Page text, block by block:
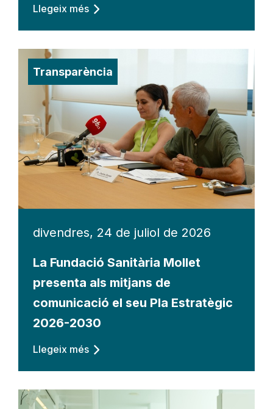
Llegeix més
Transparència
divendres, 24 de juliol de 2026
La Fundació Sanitària Mollet
presenta als mitjans de
comunicació el seu Pla Estratègic
2026-2030
Llegeix més